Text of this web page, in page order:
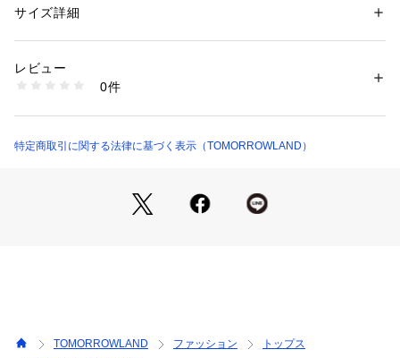
ト。
しが決まります。
上質でほど良いデザイン性があり、シーズンやテイストを問わ
※商品の色味は、商品単体または素材アップ画像をご確認くだ
性別：レディース
素材：コットン100％
洗濯：手洗い、漂白不可、タンブル乾燥不可、自然乾燥、アイロン仕上げ
可、ドライ可、ウエットクリーニング可
商品番号：1095000010007 （モール）
サイズ詳細
レビュー
0件
特定商取引に関する法律に基づく表示（TOMORROWLAND）
TOMORROWLAND ファッション
トップス